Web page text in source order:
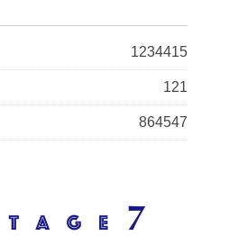
1234415
121
864547